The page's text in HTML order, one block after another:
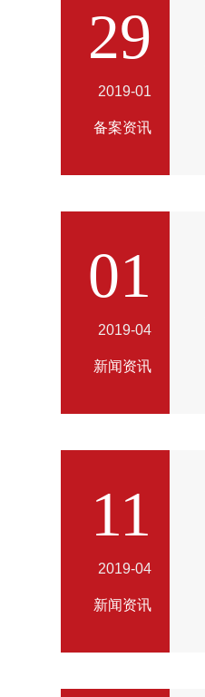
29
2019-01
备案资讯
01
2019-04
新闻资讯
11
2019-04
新闻资讯